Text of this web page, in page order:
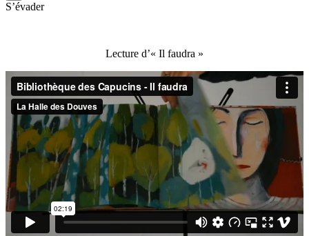
S’évader
Lecture d’« Il faudra »